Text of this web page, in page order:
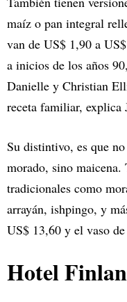
maíz o pan integral
van de US$ 1,90 a
a inicios de los años
Danielle y Christian
receta familiar, explica
Su distintivo, es que
morado, sino
tradicionales como
arrayán, ishpingo, y
US$ 13,60 y el vaso
Hotel